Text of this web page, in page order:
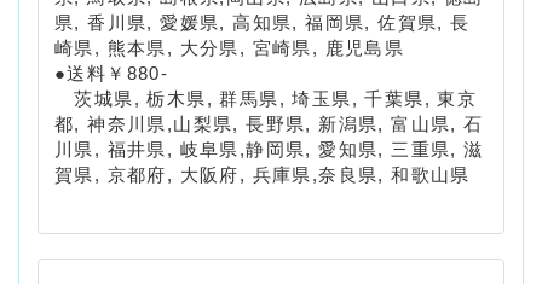
県, 香川県, 愛媛県, 高知県, 福岡県, 佐賀県, 長
崎県, 熊本県, 大分県, 宮崎県, 鹿児島県
●送料￥880-
茨城県, 栃木県, 群馬県, 埼玉県, 千葉県, 東京
都, 神奈川県,山梨県, 長野県, 新潟県, 富山県, 石
川県, 福井県, 岐阜県,静岡県, 愛知県, 三重県, 滋
賀県, 京都府, 大阪府, 兵庫県,奈良県, 和歌山県